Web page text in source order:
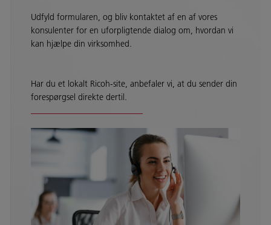
Udfyld formularen, og bliv kontaktet af en af vores
konsulenter for en uforpligtende dialog om, hvordan vi
kan hjælpe din virksomhed.
Har du et lokalt Ricoh-site, anbefaler vi, at du sender din
forespørgsel direkte dertil.